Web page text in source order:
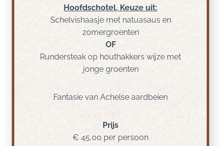
Hoofdschotel, Keuze uit:
Schelvishaasje met natuasaus en
zomergroenten
OF
Rundersteak op houthakkers wijze met
jonge groenten
Fantasie van Achelse aardbeien
Prijs
€ 45,00 per persoon